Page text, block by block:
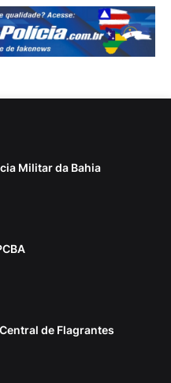
Militar da Bahia
de Flagrantes